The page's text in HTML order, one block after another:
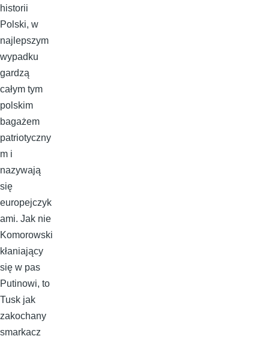
historii
Polski, w
najlepszym
wypadku
gardzą
całym tym
polskim
bagażem
patriotyczny
m i
nazywają
się
europejczyk
ami. Jak nie
Komorowski
kłaniający
się w pas
Putinowi, to
Tusk jak
zakochany
smarkacz